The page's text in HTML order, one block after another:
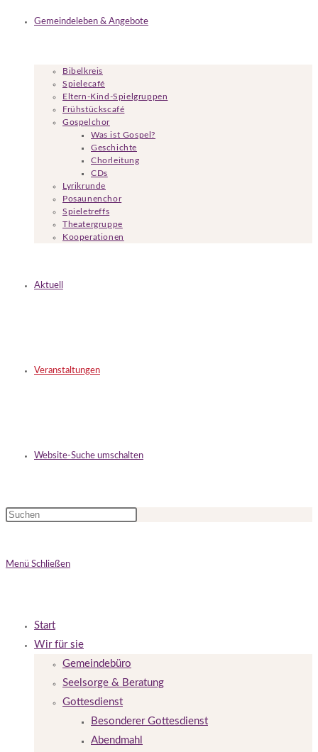
Gemeindeleben & Angebote
Bibelkreis
Spielecafé
Eltern-Kind-Spielgruppen
Frühstückscafé
Gospelchor
Was ist Gospel?
Geschichte
Chorleitung
CDs
Lyrikrunde
Posaunenchor
Spieletreffs
Theatergruppe
Kooperationen
Aktuell
Veranstaltungen
Website-Suche umschalten
Menü Schließen
Start
Wir für sie
Gemeindebüro
Seelsorge & Beratung
Gottesdienst
Besonderer Gottesdienst
Abendmahl